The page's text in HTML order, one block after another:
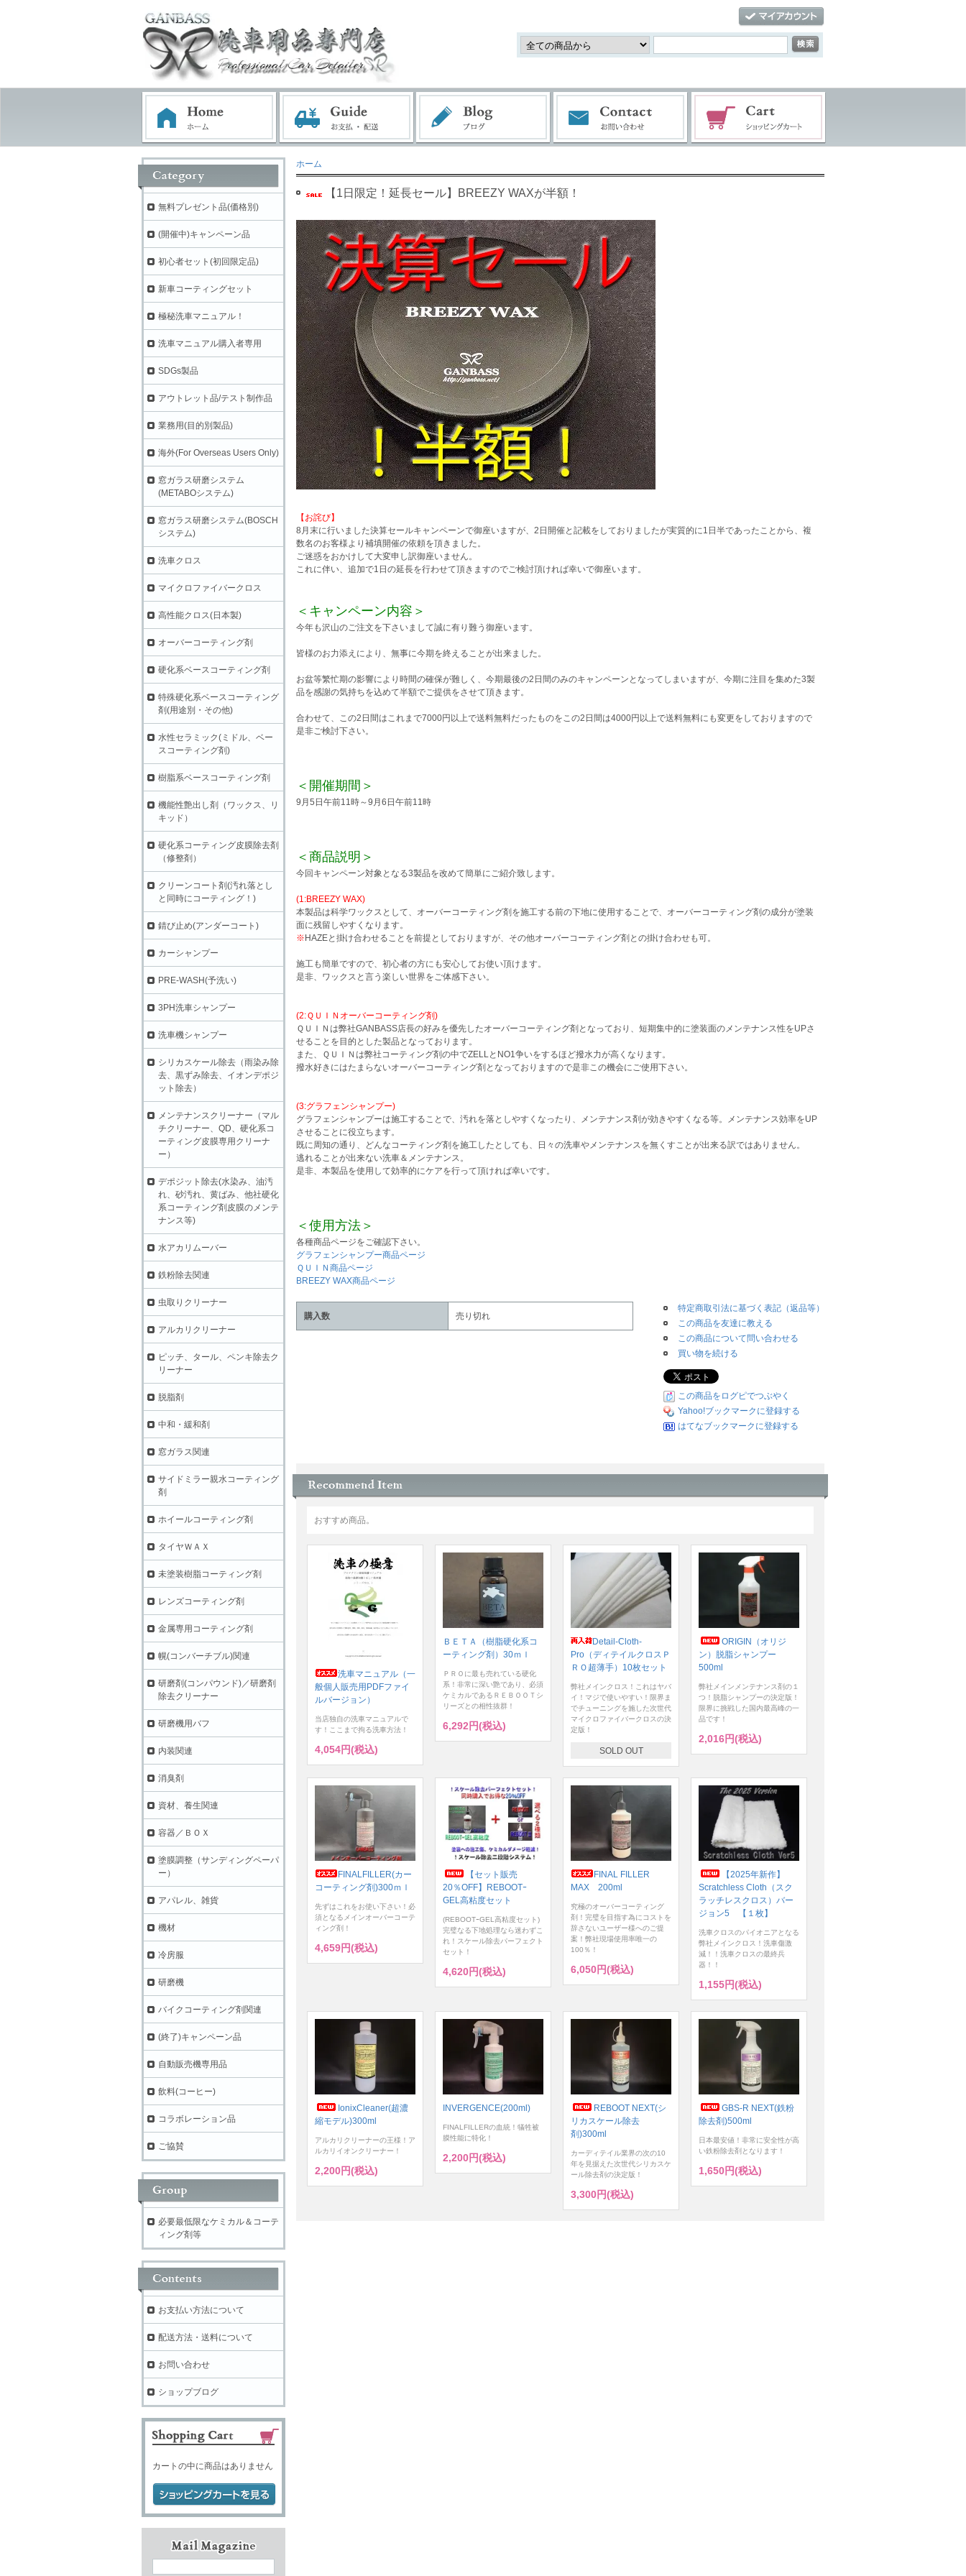
ホーム
【1日限定！延長セール】BREEZY WAXが半額！
【お詫び】
8月末に行いました決算セールキャンペーンで御座いますが、2日開催と記載をしておりましたが実質的に1日半であったことから、複
数名のお客様より補填開催の依頼を頂きました。
ご迷惑をおかけして大変申し訳御座いません。
これに伴い、追加で1日の延長を行わせて頂きますのでご検討頂ければ幸いで御座います。
＜キャンペーン内容＞
今年も沢山のご注文を下さいまして誠に有り難う御座います。
皆様のお力添えにより、無事に今期を終えることが出来ました。
お盆等繁忙期の影響により時間の確保が難しく、今期最後の2日間のみのキャンペーンとなってしまいますが、今期に注目を集めた3製
品を感謝の気持ちを込めて半額でご提供をさせて頂きます。
合わせて、この2日間はこれまで7000円以上で送料無料だったものをこの2日間は4000円以上で送料無料にも変更をしておりますので
是非ご検討下さい。
＜開催期間＞
9月5日午前11時～9月6日午前11時
＜商品説明＞
今回キャンペーン対象となる3製品を改めて簡単にご紹介致します。
(1:BREEZY WAX)
本製品は科学ワックスとして、オーバーコーティング剤を施工する前の下地に使用することで、オーバーコーティング剤の成分が塗装
面に残留しやすくなります。
※ HAZEと掛け合わせることを前提としておりますが、その他オーバーコーティング剤との掛け合わせも可。
施工も簡単ですので、初心者の方にも安心してお使い頂けます。
是非、ワックスと言う楽しい世界をご体感下さい。
(2:ＱＵＩＮオーバーコーティング剤)
ＱＵＩＮは弊社GANBASS店長の好みを優先したオーバーコーティング剤となっており、短期集中的に塗装面のメンテナンス性をUPさ
せることを目的とした製品となっております。
また、ＱＵＩＮは弊社コーティング剤の中でZELLとNO1争いをするほど撥水力が高くなります。
撥水好きにはたまらないオーバーコーティング剤となっておりますので是非この機会にご使用下さい。
(3:グラフェンシャンプー)
グラフェンシャンプーは施工することで、汚れを落としやすくなったり、メンテナンス剤が効きやすくなる等。メンテナンス効率をUP
させることに役立ちます。
既に周知の通り、どんなコーティング剤を施工したとしても、日々の洗車やメンテナンスを無くすことが出来る訳ではありません。
逃れることが出来ない洗車＆メンテナンス。
是非、本製品を使用して効率的にケアを行って頂ければ幸いです。
＜使用方法＞
各種商品ページをご確認下さい。
グラフェンシャンプー商品ページ
ＱＵＩＮ商品ページ
BREEZY WAX商品ページ
購入数 売り切れ
特定商取引法に基づく表記（返品等）
この商品を友達に教える
この商品について問い合わせる
買い物を続ける
この商品をログピでつぶやく
Yahoo!ブックマークに登録する
はてなブックマークに登録する
おすすめ商品。
洗車マニュアル（一
般個人販売用PDFファイ
ルバージョン）
当店独自の洗車マニュアルで
す！ここまで拘る洗車方法！
4,054円(税込)
ＢＥＴＡ（樹脂硬化系コ
ーティング剤）30ｍｌ
ＰＲＯに最も売れている硬化
系！非常に深い艶であり、必須
ケミカルであるＲＥＢＯＯＴシ
リーズとの相性抜群！
6,292円(税込)
Detail-Cloth-
Pro（ディテイルクロスＰ
ＲＯ超薄手）10枚セット
弊社メインクロス！これはヤバ
イ！マジで使いやすい！限界ま
でチューニングを施した次世代
マイクロファイバークロスの決
定版！
SOLD OUT
ORIGIN（オリジ
ン）脱脂シャンプー
500ml
弊社メインメンテナンス剤の１
つ！脱脂シャンプーの決定版！
限界に挑戦した国内最高峰の一
品です！
2,016円(税込)
FINALFILLER(カー
コーティング剤)300ｍｌ
先ずはこれをお使い下さい！必
須となるメインオーバーコーテ
ィング剤！
4,659円(税込)
【セット販売
20％OFF】REBOOTｰ
GEL高粘度セット
(REBOOTｰGEL高粘度セット)
完璧なる下地処理なら迷わずこ
れ！スケール除去パーフェクト
セット！
4,620円(税込)
FINAL FILLER
MAX 200ml
究極のオーバーコーティング
剤！完璧を目指す為にコストを
辞さないユーザー様へのご提
案！弊社現場使用率唯一の
100％！
6,050円(税込)
【2025年新作】
Scratchless Cloth（スク
ラッチレスクロス）バー
ジョン5 【１枚】
洗車クロスのパイオニアとなる
弊社メインクロス！洗車傷激
減！！洗車クロスの最終兵
器！！
1,155円(税込)
IonixCleaner(超濃
縮モデル)300ml
アルカリクリーナーの王様！ア
ルカリイオンクリーナー！
2,200円(税込)
INVERGENCE(200ml)
FINALFILLERの血統！犠牲被
膜性能に特化！
2,200円(税込)
REBOOT NEXT(シ
リカスケール除去
剤)300ml
カーディテイル業界の次の10
年を見据えた次世代シリカスケ
ール除去剤の決定版！
3,300円(税込)
GBS-R NEXT(鉄粉
除去剤)500ml
日本最安値！非常に安全性が高
い鉄粉除去剤となります！
1,650円(税込)
無料プレゼント品(価格別)
(開催中)キャンペーン品
初心者セット(初回限定品)
新車コーティングセット
極秘洗車マニュアル！
洗車マニュアル購入者専用
SDGs製品
アウトレット品/テスト制作品
業務用(目的別製品)
海外(For Overseas Users Only)
窓ガラス研磨システム
(METABOシステム)
窓ガラス研磨システム(BOSCH
システム)
洗車クロス
マイクロファイバークロス
高性能クロス(日本製)
オーバーコーティング剤
硬化系ベースコーティング剤
特殊硬化系ベースコーティング
剤(用途別・その他)
水性セラミック(ミドル、ベー
スコーティング剤)
樹脂系ベースコーティング剤
機能性艶出し剤（ワックス、リ
キッド）
硬化系コーティング皮膜除去剤
（修整剤）
クリーンコート剤(汚れ落とし
と同時にコーティング！)
錆び止め(アンダーコート)
カーシャンプー
PRE-WASH(予洗い)
3PH洗車シャンプー
洗車機シャンプー
シリカスケール除去（雨染み除
去、黒ずみ除去、イオンデポジ
ット除去）
メンテナンスクリーナー（マル
チクリーナー、QD、硬化系コ
ーティング皮膜専用クリーナ
ー）
デポジット除去(水染み、油汚
れ、砂汚れ、黄ばみ、他社硬化
系コーティング剤皮膜のメンテ
ナンス等)
水アカリムーバー
鉄粉除去関連
虫取りクリーナー
アルカリクリーナー
ピッチ、タール、ペンキ除去ク
リーナー
脱脂剤
中和・緩和剤
窓ガラス関連
サイドミラー親水コーティング
剤
ホイールコーティング剤
タイヤＷＡＸ
未塗装樹脂コーティング剤
レンズコーティング剤
金属専用コーティング剤
幌(コンバーチブル)関連
研磨剤(コンパウンド)／研磨剤
除去クリーナー
研磨機用バフ
内装関連
消臭剤
資材、養生関連
容器／ＢＯＸ
塗膜調整（サンディングペーパ
ー）
アパレル、雑貨
機材
冷房服
研磨機
バイクコーティング剤関連
(終了)キャンペーン品
自動販売機専用品
飲料(コーヒー)
コラボレーション品
ご協賛
必要最低限なケミカル＆コーテ
ィング剤等
お支払い方法について
配送方法・送料について
お問い合わせ
ショップブログ
カートの中に商品はありません